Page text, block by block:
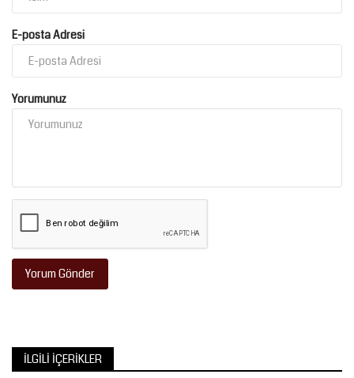
E-posta Adresi
Yorumunuz
Yorum Gönder
İLGILI İÇERIKLER